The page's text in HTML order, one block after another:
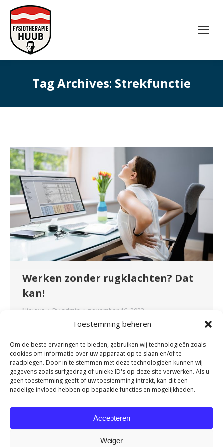
Toestemming beheren
Om de beste ervaringen te bieden, gebruiken wij technologieën zoals
cookies om informatie over uw apparaat op te slaan en/of te
raadplegen. Door in te stemmen met deze technologieën kunnen wij
gegevens zoals surfgedrag of unieke ID's op deze site verwerken. Als u
geen toestemming geeft of uw toestemming intrekt, kan dit een
nadelige invloed hebben op bepaalde functies en mogelijkheden.
Accepteren
Weiger
Tag Archives: Strekfunctie
Werken zonder rugklachten? Dat
kan!
Nieuws By admin november 16, 2023
Heb je een zittend beroep of maak je veel en
je daarom regelmatig last van je rug? Heel
herkenbaar en onnodig! Door onze
samenwerking met OriGENE kunnen we nu het
Rug Vitaliteit Programma aanbieden. Dit
om werkend Nederland van een vitale rug…